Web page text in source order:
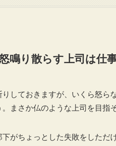
鳴り散らす上司は仕
りしておきますが、いくら怒ら
。まさか仏のような上司を目指
下がちょっとした失敗をしただ